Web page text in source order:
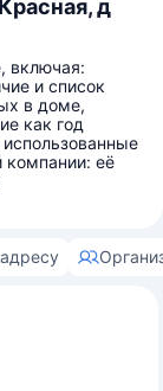
д
включая:
и список
в доме,
как год
её